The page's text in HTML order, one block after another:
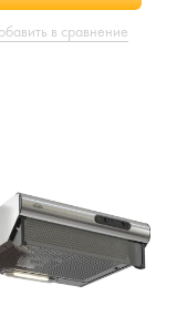
в сравнение